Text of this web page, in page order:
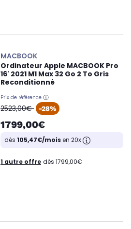
MACBOOK
Ordinateur Apple MACBOOK Pro
16' 2021 M1 Max 32 Go 2 To Gris
Reconditionné
Prix de référence
oldPrice
2523,00€ -28%
1799,00€
dès 105,47€/moisen 20x
1 autre offre dès 1799,00€